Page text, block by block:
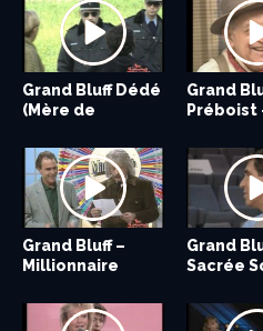
Grand Bluff Dédé
(Mère de
Grand
Préboist
Grand Bluff –
Millionnaire
Grand
Sacrée
Grand Bluff –
Famille en or –...
Grand
Micro
Grand Bluff –
Micro Trottoir 6
Grand
Micro